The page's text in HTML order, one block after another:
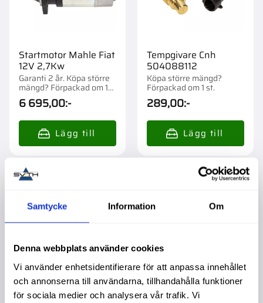
Samtycke Information Om
Denna webbplats använder cookies
Vi använder enhetsidentifierare för att anpassa innehållet
och annonserna till användarna, tillhandahålla funktioner
för sociala medier och analysera vår trafik. Vi
Startmotor Mahle Fiat
12V 2,7Kw
Garanti 2 år. Köpa större
mängd? Förpackad om 1
st.
6 695,00:-
Tempgivare Cnh
504088112
Köpa större mängd?
Förpackad om 1 st.
289,00:-